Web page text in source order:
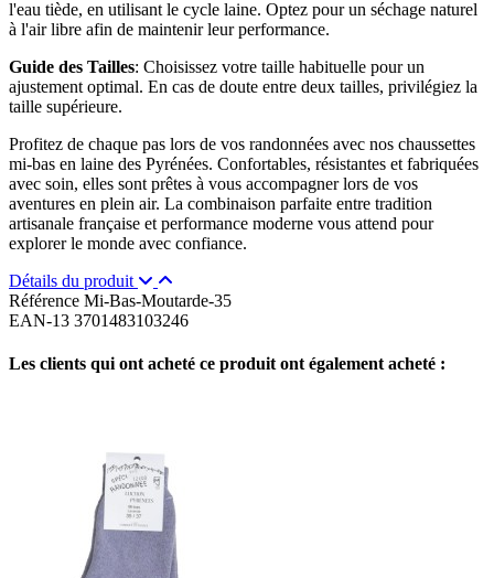
l'eau tiède, en utilisant le cycle laine. Optez pour un séchage naturel
à l'air libre afin de maintenir leur performance.
Guide des Tailles: Choisissez votre taille habituelle pour un
ajustement optimal. En cas de doute entre deux tailles, privilégiez la
taille supérieure.
Profitez de chaque pas lors de vos randonnées avec nos chaussettes
mi-bas en laine des Pyrénées. Confortables, résistantes et fabriquées
avec soin, elles sont prêtes à vous accompagner lors de vos
aventures en plein air. La combinaison parfaite entre tradition
artisanale française et performance moderne vous attend pour
explorer le monde avec confiance.
Détails du produit
Référence Mi-Bas-Moutarde-35
EAN-13 3701483103246
Les clients qui ont acheté ce produit ont également acheté :